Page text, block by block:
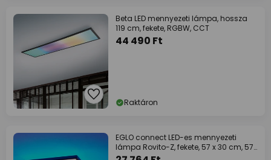
Beta LED mennyezeti lámpa, hossza
119 cm, fekete, RGBW, CCT
44 490 Ft
Raktáron
EGLO connect LED-es mennyezeti
lámpa Rovito-Z, fekete, 57 x 30 cm, 57
x 30 cm